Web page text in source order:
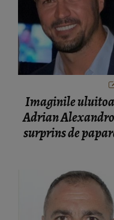
Imaginile
Adrian
surprins de